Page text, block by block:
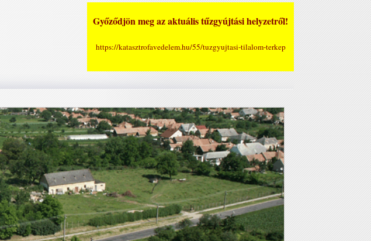
Győződjön meg az aktuális tűzgyújtási helyzetről!
https://katasztrofavedelem.hu/55/tuzgyujtasi-tilalom-terkep